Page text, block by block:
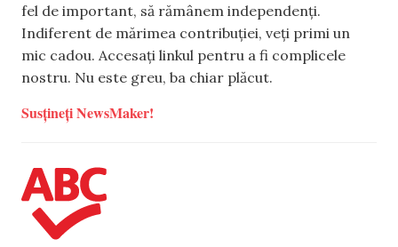
fel de important, să rămânem independenți.
Indiferent de mărimea contribuției, veți primi un
mic cadou. Accesați linkul pentru a fi complicele
nostru. Nu este greu, ba chiar plăcut.
Susțineți NewsMaker!